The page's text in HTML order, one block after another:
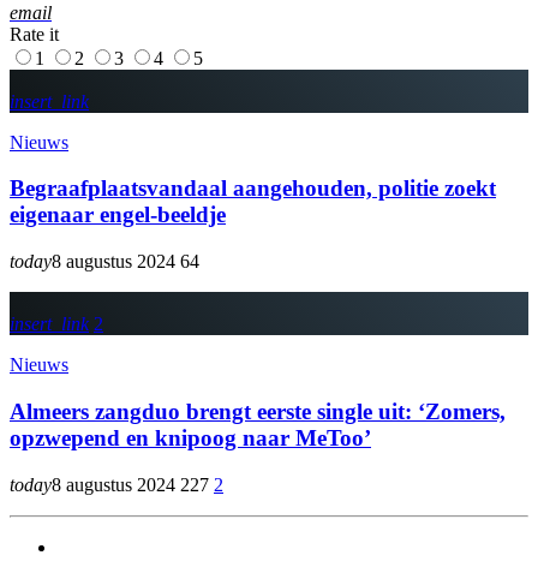
email
Rate it
1
2 3 4 5
insert_link
Nieuws
Begraafplaatsvandaal aangehouden, politie zoekt
eigenaar engel-beeldje
today8 augustus 2024 64
insert_link 2
Nieuws
Almeers zangduo brengt eerste single uit: ‘Zomers,
opzwepend en knipoog naar MeToo’
today8 augustus 2024 227 2